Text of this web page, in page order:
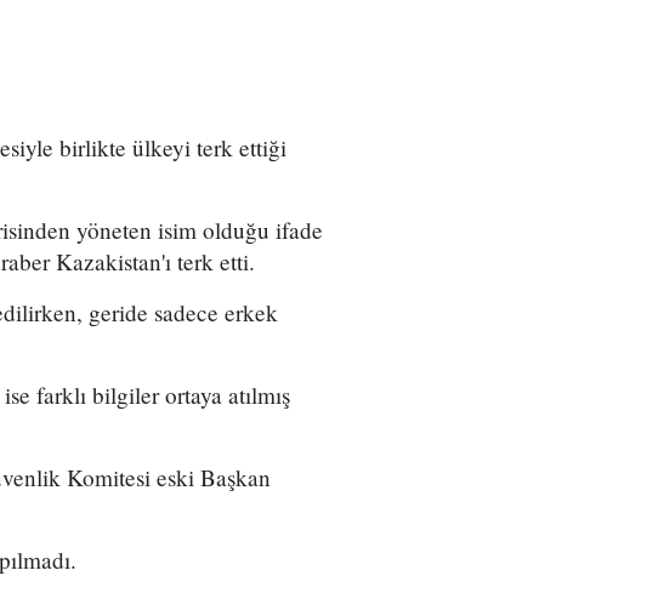
birlikte ülkeyi terk ettiği
yöneten isim olduğu ifade
Kazakistan'ı terk etti.
geride sadece erkek
farklı bilgiler ortaya atılmış
Komitesi eski Başkan